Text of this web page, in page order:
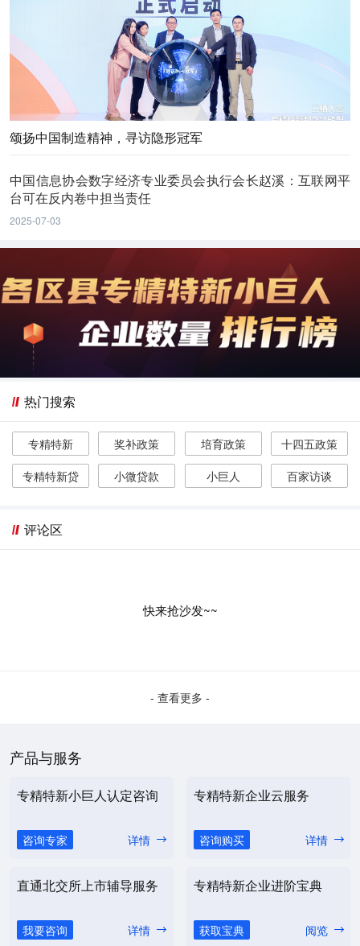
颂扬中国制造精神，寻访隐形冠军
中国信息协会数字经济专业委员会执行会长赵溪：互联网平
台可在反内卷中担当责任
2025-07-03
热门搜索
专精特新 奖补政策 培育政策
十四五政策
专精特新贷
小微贷款 小巨人 百家访谈
评论区
快来抢沙发~~
- 查看更多 -
产品与服务
专精特新小巨人认定咨询
咨询专家 详情
专精特新企业云服务
咨询购买 详情
直通北交所上市辅导服务
我要咨询 详情
专精特新企业进阶宝典
获取宝典 阅览